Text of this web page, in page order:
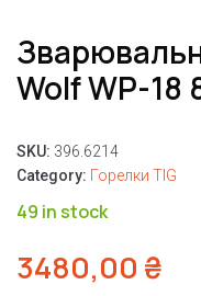
Wolf WP-18
SKU: 396.6214
Category: Горелки TIG
49 in stock
3480,00 ₴